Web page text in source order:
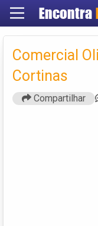
Encontra
Comercial
Cortinas
Compartilhar